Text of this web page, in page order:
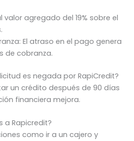
valor agregado del 19% sobre el
El atraso en el pago genera
de cobranza.
es negada por RapiCredit?
un crédito después de 90 días
financiera mejora.
a Rapicredit?
como ir a un cajero y